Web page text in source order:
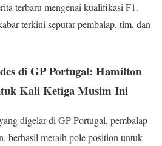
terbaru mengenai kualifikasi F1.
terkini seputar pembalap, tim, dan
di GP Portugal: Hamilton
Kali Ketiga Musim Ini
digelar di GP Portugal, pembalap
berhasil meraih pole position untuk